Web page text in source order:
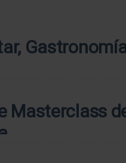
Masterclass